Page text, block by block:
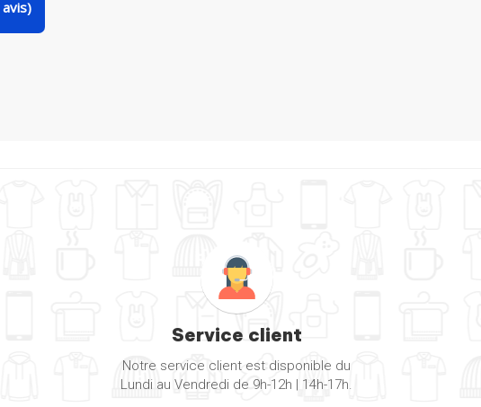
avis)
Service client
Notre service client est disponible du
Lundi au Vendredi de 9h-12h | 14h-17h.